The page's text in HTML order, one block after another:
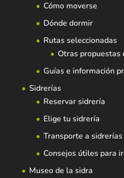
Cómo moverse
Dónde dormir
Rutas seleccionadas
Otras propuestas
Guías e información
Sidrerías
Reservar sidrería
Elige tu sidrería
Transporte a sidrerías
Consejos útiles para
Museo de la sidra